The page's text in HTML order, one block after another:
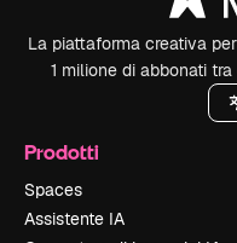
La piattaforma creativa
1 milione di abbonati
Prodotti
Spaces
Assistente IA